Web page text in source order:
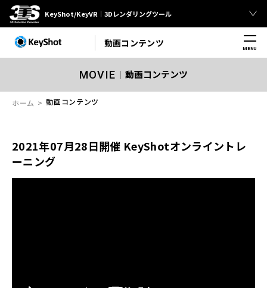
KeyShot/KeyVR｜3Dレンダリングツール
動画コンテンツ MENU
MOVIE 動画コンテンツ
ホーム 動画コンテンツ
2021年07月28日開催 KeyShotオンライントレ
ーニング